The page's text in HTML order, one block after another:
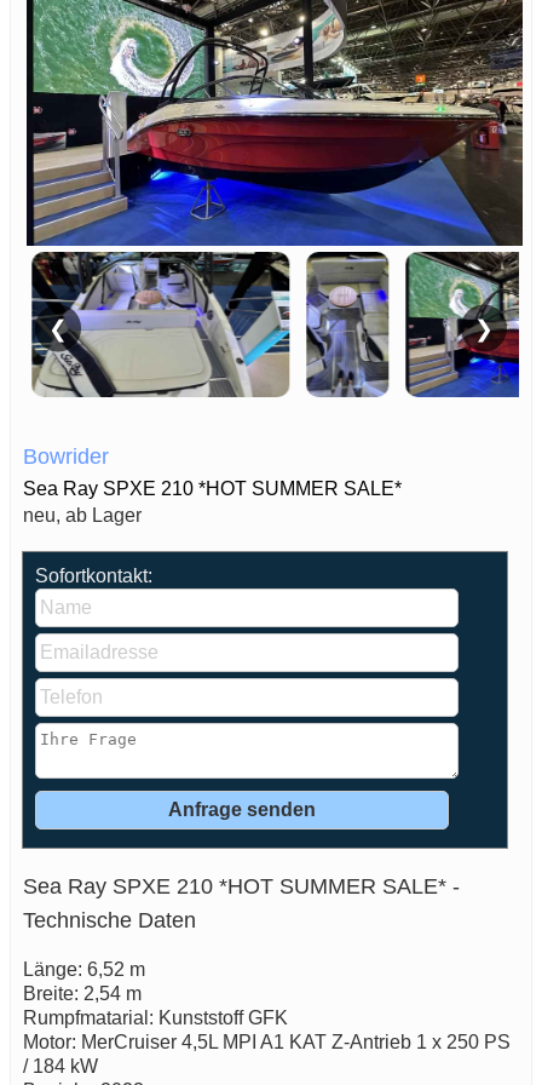
❮ ❯
Bowrider
Sea Ray SPXE 210 *HOT SUMMER SALE*
neu, ab Lager
Sofortkontakt:
Sea Ray SPXE 210 *HOT SUMMER SALE* -
Technische Daten
Länge: 6,52 m
Breite: 2,54 m
Rumpfmatarial: Kunststoff GFK
Motor: MerCruiser 4,5L MPI A1 KAT Z-Antrieb 1 x 250 PS
/ 184 kW